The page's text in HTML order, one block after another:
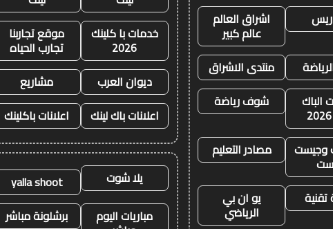
اشراق العالم
عالم كبير
منتدى الاشراق
الباك
شوف رياضة
وجيست مصادر التعليم
يو ان بي
الرياضي
خدمات با كلينك
2026
موقع تجاربنا
تجارب الحياه
ديوان العرب
مشاريع
اعلانات باك لينك
اعلانات باكلينك
يلا شوت
yalla shoot
مباريات اليوم
برشلونة مباشر